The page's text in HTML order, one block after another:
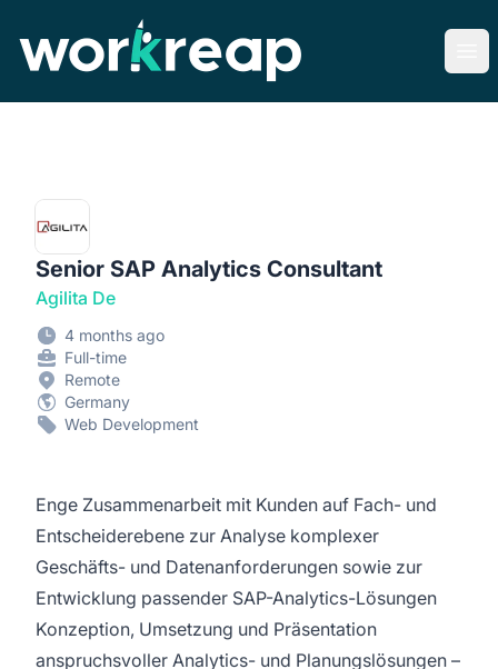
Senior SAP Analytics Consultant
Agilita De
4 months ago
Full-time
Remote
Germany
Web Development
Enge Zusammenarbeit mit Kunden auf Fach- und
Entscheiderebene zur Analyse komplexer
Geschäfts- und Datenanforderungen sowie zur
Entwicklung passender SAP-Analytics-Lösungen
Konzeption, Umsetzung und Präsentation
anspruchsvoller Analytics- und Planungslösungen –